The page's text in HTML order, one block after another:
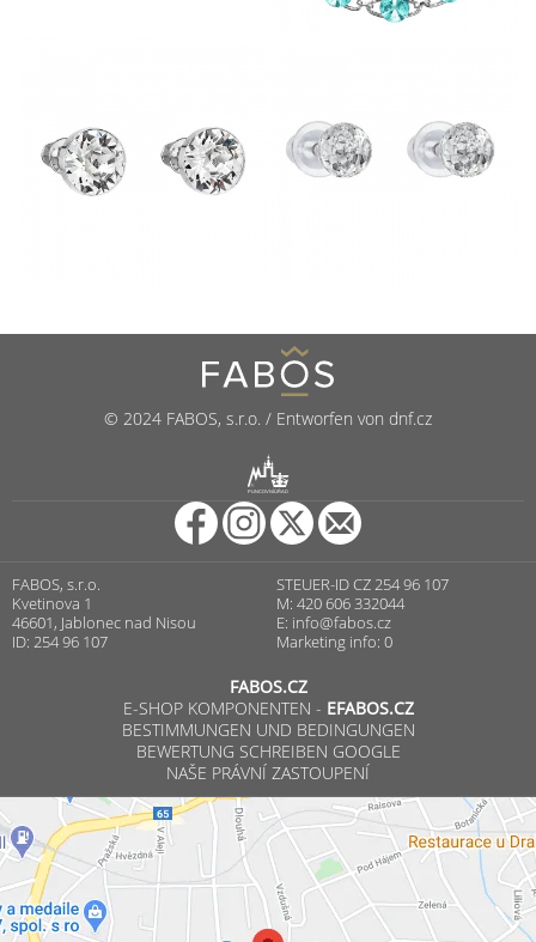
© 2024 FABOS, s.r.o. / Entworfen von dnf.cz
PUNCOVNÍ ÚŘAD
FABOS, s.r.o.
Kvetinova 1
46601, Jablonec nad Nisou
ID: 254 96 107
STEUER-ID CZ 254 96 107
M: 420 606 332044
E: info@fabos.cz
Marketing info: 0
FABOS.CZ
E-SHOP KOMPONENTEN - EFABOS.CZ
BESTIMMUNGEN UND BEDINGUNGEN
BEWERTUNG SCHREIBEN GOOGLE
NAŠE PRÁVNÍ ZASTOUPENÍ